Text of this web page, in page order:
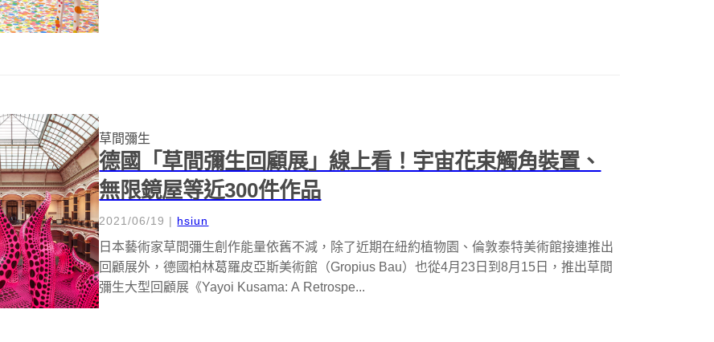
草間彌生
德國「草間彌生回顧展」線上看！宇宙花束觸角裝置、
無限鏡屋等近300件作品
2021/06/19 | hsiun
日本藝術家草間彌生創作能量依舊不減，除了近期在紐約植物園、倫敦泰特美術館接連推出
回顧展外，德國柏林葛羅皮亞斯美術館（Gropius Bau）也從4月23日到8月15日，推出草間
彌生大型回顧展《Yayoi Kusama: A Retrospe...